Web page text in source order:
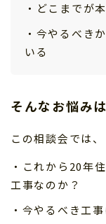
・どこまでが
・今やるべき
いる
そんなお悩み
この相談会では、
・これから20年
工事なのか？
・今やるべき工